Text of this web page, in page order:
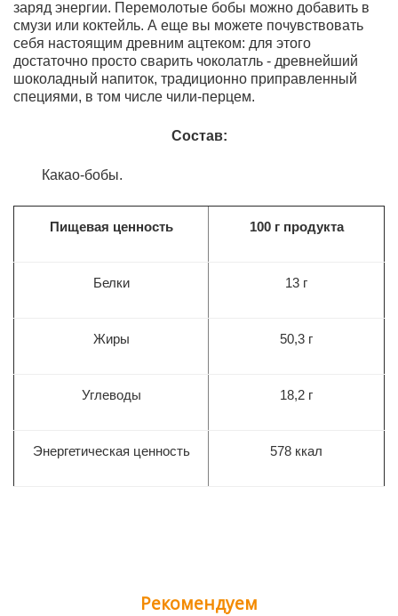
заряд энергии. Перемолотые бобы можно добавить в
смузи или коктейль. А еще вы можете почувствовать
себя настоящим древним ацтеком: для этого
достаточно просто сварить чоколатль - древнейший
шоколадный напиток, традиционно приправленный
специями, в том числе чили-перцем.
Состав:
Какао-бобы.
Пищевая ценность 100 г продукта
Белки 13 г
Жиры 50,3 г
Углеводы 18,2 г
Энергетическая ценность 578 ккал
Рекомендуем